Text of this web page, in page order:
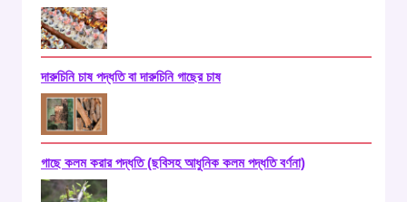
দারুচিনি চাষ পদ্ধতি বা দারুচিনি গাছের চাষ
গাছে কলম করার পদ্ধতি (ছবিসহ আধুনিক কলম পদ্ধতি বর্ণনা)